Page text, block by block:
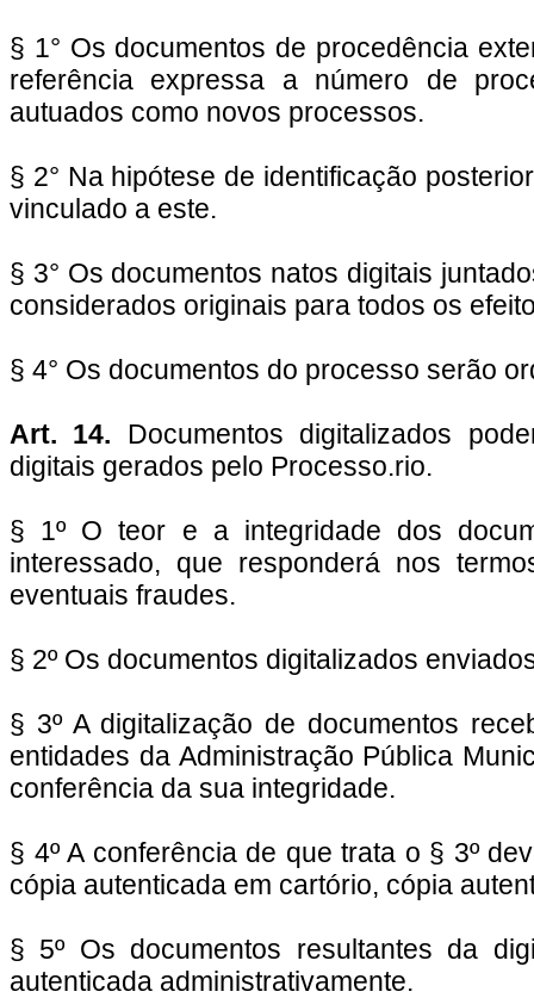
§ 1° Os documentos de procedência
referência expressa a número de
autuados como novos processos.
§ 2° Na hipótese de identificação
vinculado a este.
§ 3° Os documentos natos digitais
considerados originais para todos os
§ 4° Os documentos do processo serão
Art. 14. Documentos digitalizados
digitais gerados pelo Processo.rio.
§ 1º O teor e a integridade dos
interessado, que responderá nos
eventuais fraudes.
§ 2º Os documentos digitalizados
§ 3º A digitalização de documentos
entidades da Administração Pública
conferência da sua integridade.
§ 4º A conferência de que trata o § 3º
cópia autenticada em cartório, cópia
§ 5º Os documentos resultantes da
autenticada administrativamente.